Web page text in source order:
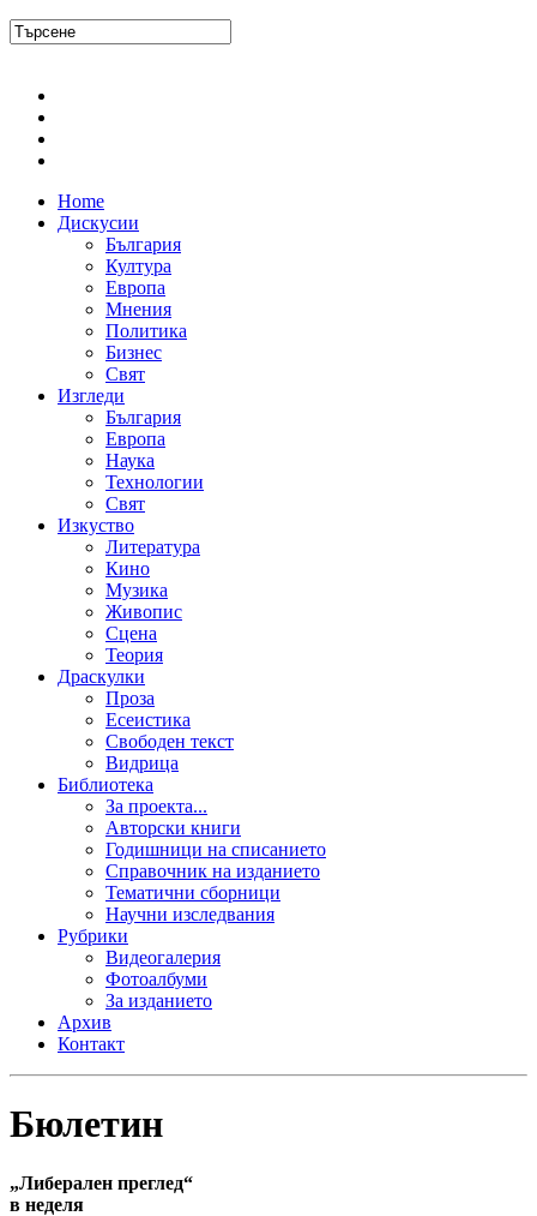
Home
Дискусии
България
Култура
Европа
Мнения
Политика
Бизнес
Свят
Изгледи
България
Европа
Наука
Технологии
Свят
Изкуство
Литература
Кино
Музика
Живопис
Сцена
Теория
Драскулки
Проза
Есеистика
Свободен текст
Видрица
Библиотека
За проекта...
Авторски книги
Годишници на списанието
Справочник на изданието
Тематични сборници
Научни изследвания
Рубрики
Видеогалерия
Фотоалбуми
За изданието
Архив
Контакт
Бюлетин
„Либерален преглед“
в неделя